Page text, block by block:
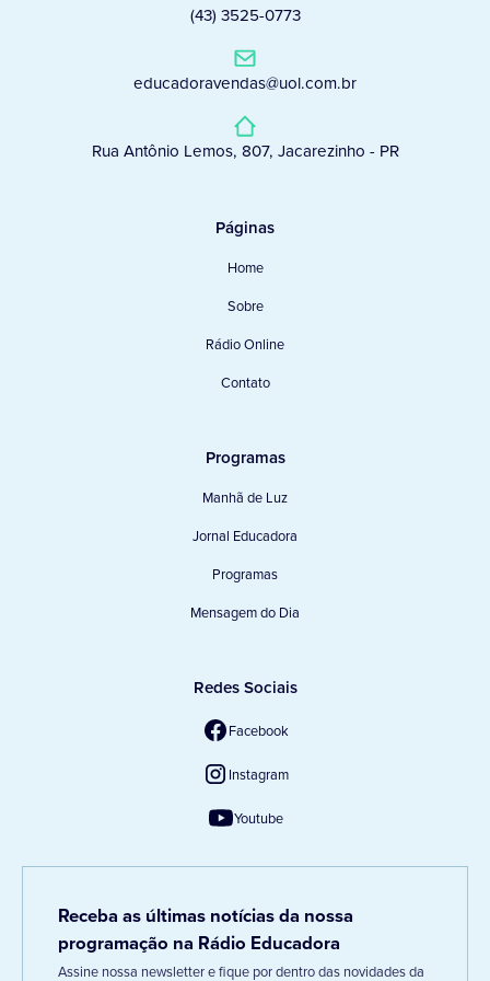
(43) 3525-0773
educadoravendas@uol.com.br
Rua Antônio Lemos, 807, Jacarezinho - PR
Páginas
Home
Sobre
Rádio Online
Contato
Programas
Manhã de Luz
Jornal Educadora
Programas
Mensagem do Dia
Redes Sociais
Facebook
Instagram
Youtube
Receba as últimas notícias da nossa
programação na Rádio Educadora
Assine nossa newsletter e fique por dentro das novidades da